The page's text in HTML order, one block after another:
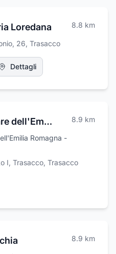
Loredana 8.8 km
26, Trasacco
Dettagli
Banca Popolare dell'Emilia Romagna 8.9 km
Romagna -
I, Trasacco, Trasacco
8.9 km